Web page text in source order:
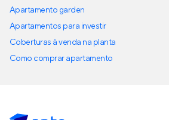
Apartamento garden
Apartamentos para investir
Coberturas à venda na planta
Como comprar apartamento